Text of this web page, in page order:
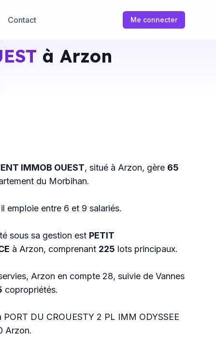
Contact Me connecter
à Arzon
IMMOB OUEST, situé à Arzon, gère 65
du Morbihan.
emploie entre 6 et 9 salariés.
sous sa gestion est PETIT
à Arzon, comprenant 225 lots principaux.
Arzon en compte 28, suivie de Vannes
copropriétés.
DU CROUESTY 2 PL IMM ODYSSEE
Arzon.